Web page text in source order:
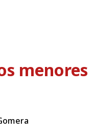
menores